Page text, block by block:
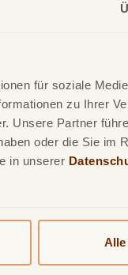
für soziale
zu Ihrer
Unsere Partner
oder die Sie im
in unserer
Alle
benötigen wir
als Ausgangskonto
Nachweis Ihrer
uns den Nachweis